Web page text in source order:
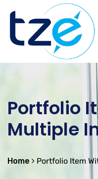
Portfolio
Multiple
Home Portfolio Item